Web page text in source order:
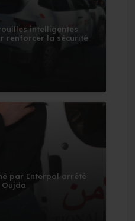
intelligentes
renforcer la sécurité
par Interpol arrêté